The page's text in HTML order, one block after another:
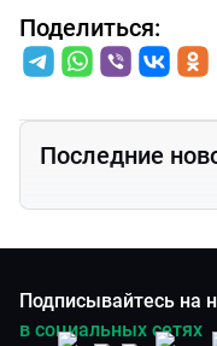
Поделиться:
Последние
Подписывайтесь на
в социальных сетях